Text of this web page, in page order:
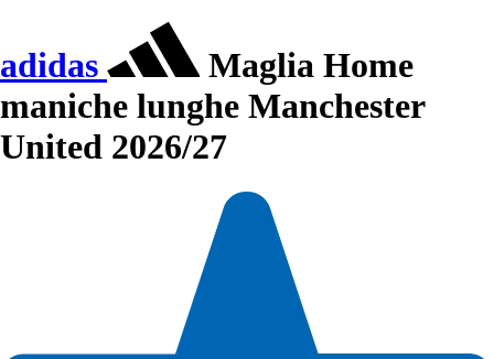
adidas
Maglia Home
maniche lunghe Manchester
United 2026/27